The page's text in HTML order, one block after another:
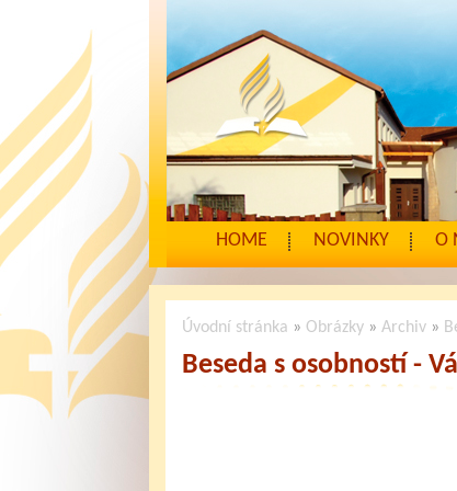
HOME NOVINKY O
Úvodní stránka » Obrázky» Archiv»
Beseda s osobností -